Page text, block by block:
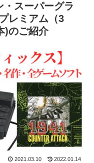
・スーパーグラ
レミアム（3
)のご紹介
2021.03.10 2022.01.14